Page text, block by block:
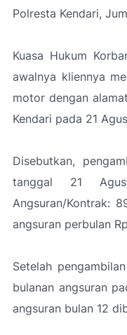
Polresta Kendari,
Kuasa Hukum
awalnya kliennya
motor dengan
Kendari pada 21
Disebutkan,
tanggal 21
Angsuran/Kontrak:
angsuran perbulan
Setelah
bulanan angsuran
angsuran bulan 12